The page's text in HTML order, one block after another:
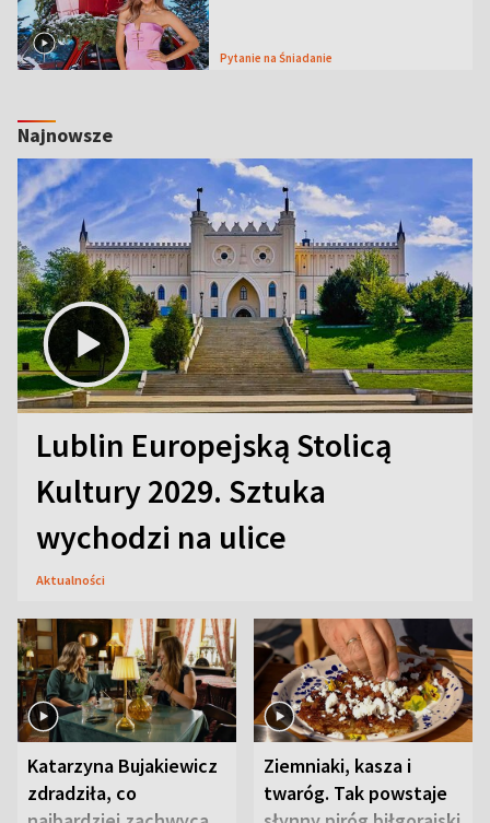
Pytanie na Śniadanie
Najnowsze
Lublin Europejską Stolicą
Kultury 2029. Sztuka
wychodzi na ulice
Aktualności
Katarzyna Bujakiewicz
zdradziła, co
Ziemniaki, kasza i
twaróg. Tak powstaje